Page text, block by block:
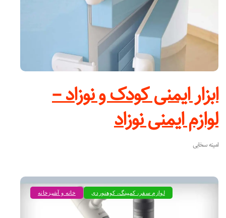
ابزار ایمنی کودک و نوزاد –
لوازم ایمنی نوزاد
امینه سخایی
خانه و آشپزخانه لوازم سفر، کمپینگ، کوهنوردی